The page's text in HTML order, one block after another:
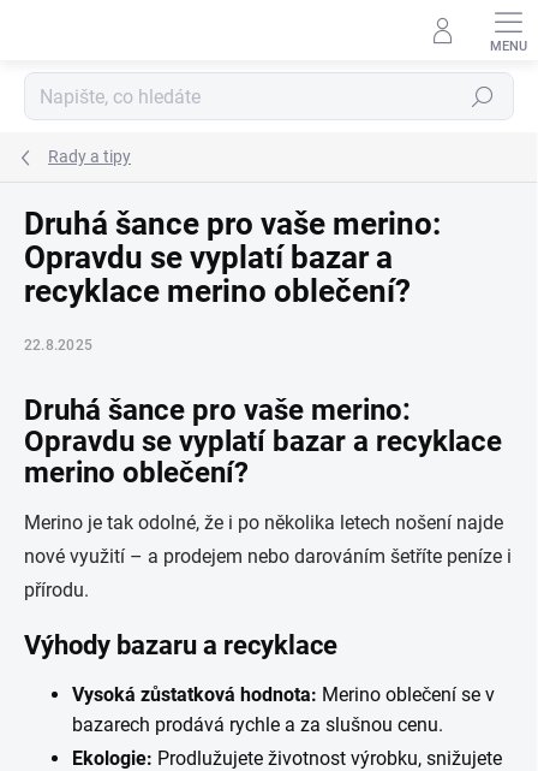
Hledat
Rady a tipy
Druhá šance pro vaše merino:
Opravdu se vyplatí bazar a
recyklace merino oblečení?
22.8.2025
Druhá šance pro vaše merino:
Opravdu se vyplatí bazar a recyklace
merino oblečení?
Merino je tak odolné, že i po několika letech nošení najde
nové využití – a prodejem nebo darováním šetříte peníze i
přírodu.
Výhody bazaru a recyklace
Vysoká zůstatková hodnota: Merino oblečení se v
bazarech prodává rychle a za slušnou cenu.
Ekologie: Prodlužujete životnost výrobku, snižujete